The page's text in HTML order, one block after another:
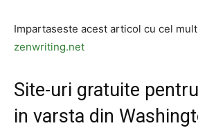
Impartaseste acest articol cu ​​cel
zenwriting.net
Site-uri gratuite
in varsta din